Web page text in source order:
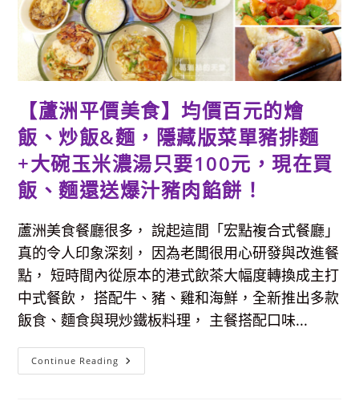
多
旗
下
爆
紅
名
店
韓
道-
林
口
昕
境
店」
來
林
口
囉
～
6
種
手
作
韓
式
小
菜
料
吃
到
【蘆洲平價美食】均價百元的燴
飯、炒飯&麵，隱藏版菜單豬排麵
+大碗玉米濃湯只要100元，現在買
飯、麵還送爆汁豬肉餡餅！
蘆洲美食餐廳很多， 說起這間「宏點複合式餐廳」
真的令人印象深刻， 因為老闆很用心研發與改進餐
點， 短時間內從原本的港式飲茶大幅度轉換成主打
中式餐飲， 搭配牛、豬、雞和海鮮，全新推出多款
飯食、麵食與現炒鐵板料理， 主餐搭配口味...
Continue Reading 【蘆
洲